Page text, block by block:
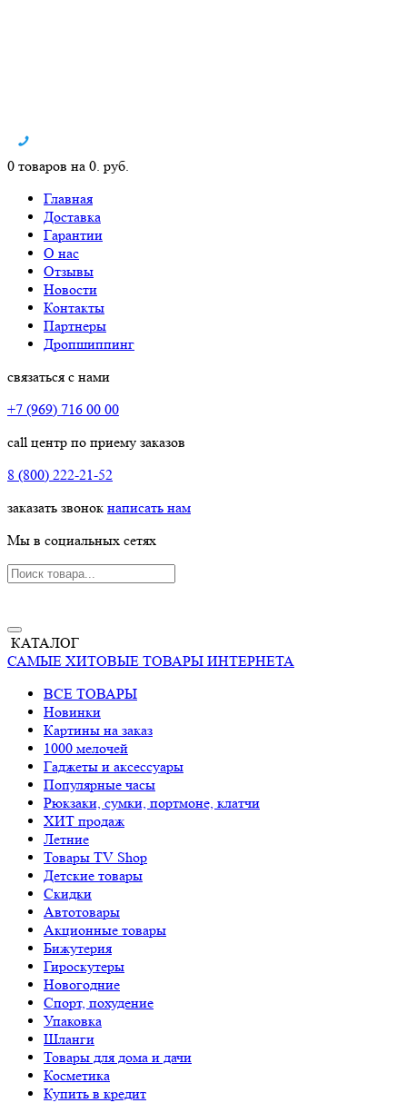
0 товаров на 0. руб.
Главная
Доставка
Гарантии
О нас
Отзывы
Новости
Контакты
Партнеры
Дропшиппинг
связаться с нами
+7 (969) 716 00 00
call центр по приему заказов
8 (800) 222-21-52
заказать звонок написать нам
Мы в социальных сетях
КАТАЛОГ
САМЫЕ ХИТОВЫЕ ТОВАРЫ ИНТЕРНЕТА
ВСЕ ТОВАРЫ
Новинки
Картины на заказ
1000 мелочей
Гаджеты и аксессуары
Популярные часы
Рюкзаки, сумки, портмоне, клатчи
ХИТ продаж
Летние
Товары TV Shop
Детские товары
Cкидки
Автотовары
Акционные товары
Бижутерия
Гироскутеры
Новогодние
Спорт, похудение
Упаковка
Шланги
Товары для дома и дачи
Косметика
Купить в кредит